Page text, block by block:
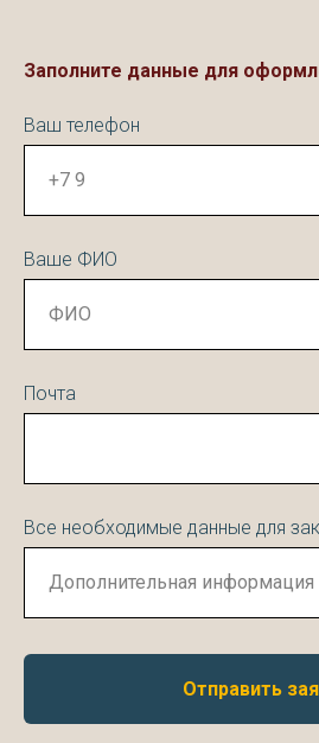
Заполните данные для
Ваш телефон
Ваше ФИО
Почта
Все необходимые данные для
Отправить